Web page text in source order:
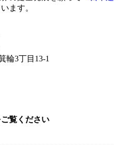
ます。
輪3丁目13-1
覧ください